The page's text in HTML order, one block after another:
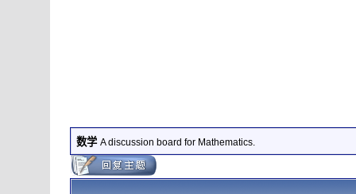
数学 A discussion board for Mathematics.